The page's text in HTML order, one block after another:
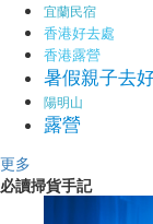
宜蘭民宿
香港好去處
香港露營
暑假親子去
陽明山
露營
更多
必讀掃貨手記